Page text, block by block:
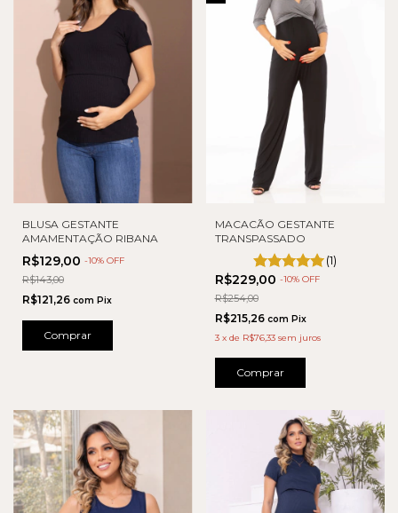
BLUSA GESTANTE
AMAMENTAÇÃO RIBANA
R$129,00 -10% OFF
R$143,00
R$121,26 com Pix
Comprar
MACACÃO GESTANTE
TRANSPASSADO
(1)
R$229,00 -10% OFF
R$254,00
R$215,26 com Pix
3 x de R$76,33 sem juros
Comprar